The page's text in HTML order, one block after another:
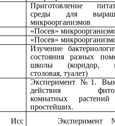
Приготовление
среды для
микроорганизмов
«Посев»
«Посев»
Изучение
состояния разных
школы (коридор,
столовая, туалет)
Эксперимент №1.
действия
комнатных
простейших.
Исс